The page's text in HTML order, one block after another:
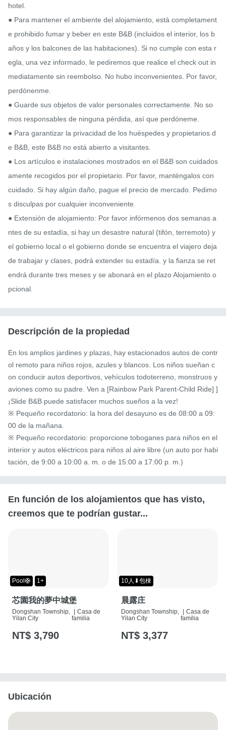
hotel.
● Para mantener el ambiente del alojamiento, está completament
e prohibido fumar y beber en este B&B (incluidos el interior, los b
años y los balcones de las habitaciones). Si no cumple con esta r
egla, una vez informado, le pediremos que realice el check out in
mediatamente sin reembolso. No hubo inconvenientes. Por favor,
perdónenme.
● Guarde sus objetos de valor personales correctamente. No so
mos responsables de ninguna pérdida, así que perdóneme.
● Para garantizar la privacidad de los huéspedes y propietarios d
e B&B, este B&B no está abierto a visitantes.
● Los artículos e instalaciones mostrados en el B&B son cuidados
amente recogidos por el propietario. Por favor, manténgalos con
cuidado. Si hay algún daño, pague el precio de mercado. Pedimo
s disculpas por cualquier inconveniente.
● Extensión de alojamiento: Por favor infórmenos dos semanas a
ntes de su estadía, si hay un desastre natural (tifón, terremoto) y
el gobierno local o el gobierno donde se encuentra el viajero deja
de trabajar y clases, podrá extender su estadía. y la fianza se ret
endrá durante tres meses y se abonará en el plazo Alojamiento o
pcional.
Descripción de la propiedad
En los amplios jardines y plazas, hay estacionados autos de contr
ol remoto para niños rojos, azules y blancos. Los niños sueñan c
on conducir autos deportivos, vehículos todoterreno, monstruos y
aviones como su padre. Ven a [Rainbow Park Parent-Child Ride] ]
¡Slide B&B puede satisfacer muchos sueños a la vez!
※ Pequeño recordatorio: la hora del desayuno es de 08:00 a 09:
00 de la mañana.
※ Pequeño recordatorio: proporcione toboganes para niños en el
interior y autos eléctricos para niños al aire libre (un auto por habi
tación, de 9:00 a 10:00 a. m. o de 15:00 a 17:00 p. m.)
En función de los alojamientos que has visto,
creemos que te podrían gustar...
Pool🛟 1+
芯園我的夢中城堡
Dongshan Township,
Yilan City
Casa de
familia
NT$ 3,790
10人⬇包棟
晨露庄
Dongshan Township,
Yilan City
Casa de
familia
NT$ 3,377
Ubicación